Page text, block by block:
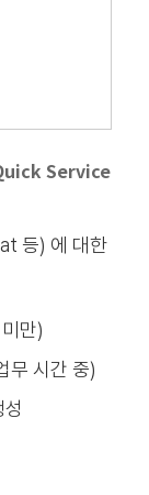
Service
등) 에 대한
만)
무 시간 중)